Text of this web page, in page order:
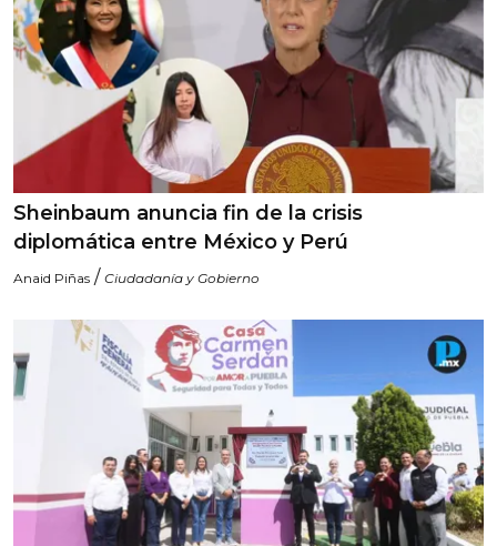
Sheinbaum anuncia fin de la crisis
diplomática entre México y Perú
Anaid Piñas / Ciudadanía y Gobierno